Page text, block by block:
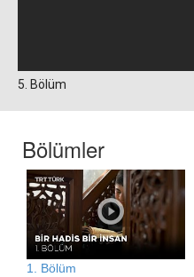
5. Bölüm
Bölümler
1. Bölüm